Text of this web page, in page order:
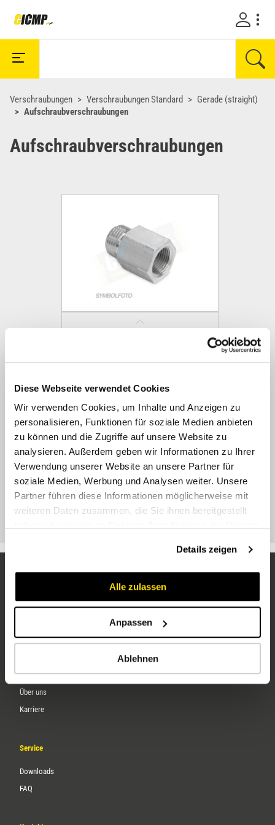
Diese Webseite verwendet Cookies
Wir verwenden Cookies, um Inhalte und Anzeigen zu
personalisieren, Funktionen für soziale Medien anbieten
zu können und die Zugriffe auf unsere Website zu
analysieren. Außerdem geben wir Informationen zu Ihrer
Verwendung unserer Website an unsere Partner für
soziale Medien, Werbung und Analysen weiter. Unsere
Partner führen diese Informationen möglicherweise mit
weiteren Daten zusammen, die Sie ihnen bereitgestellt
Details zeigen
Alle zulassen
Anpassen
Ablehnen
Verschraubungen Verschraubungen Standard
Gerade (straight)
Aufschraubverschraubungen
Aufschraubverschraubungen
GAIL / GAIS zöllig
Über uns
Karriere
Service
Downloads
FAQ